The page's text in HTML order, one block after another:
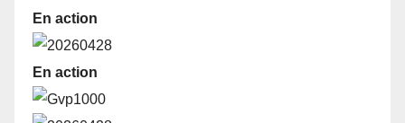
En action
En action